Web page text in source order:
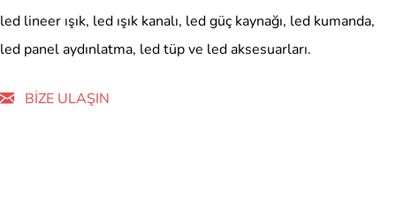
led lineer ışık, led ışık kanalı, led güç kaynağı, led kumanda,
led panel aydınlatma, led tüp ve led aksesuarları.
BİZE ULAŞIN